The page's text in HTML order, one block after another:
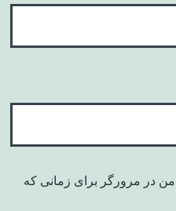
من در مرورگر برای زمانی که